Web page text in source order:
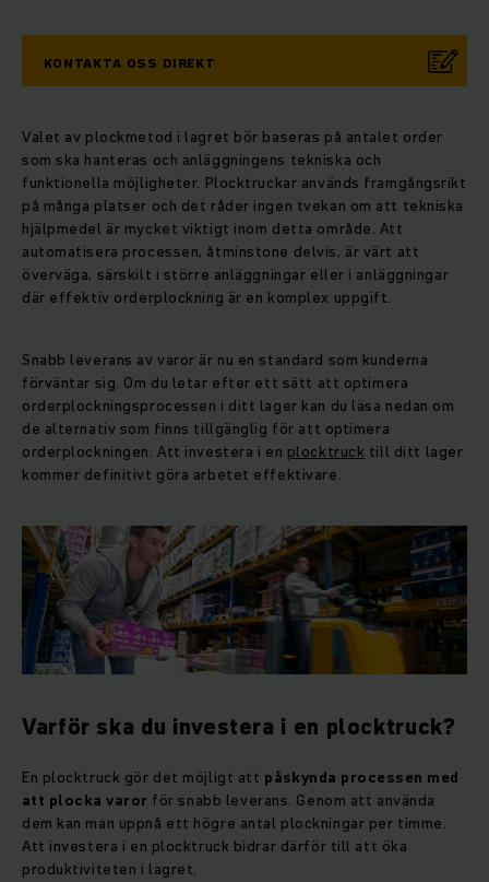
KONTAKTA OSS DIREKT
Valet av plockmetod i lagret bör baseras på antalet order
som ska hanteras och anläggningens tekniska och
funktionella möjligheter. Plocktruckar används framgångsrikt
på många platser och det råder ingen tvekan om att tekniska
hjälpmedel är mycket viktigt inom detta område. Att
automatisera processen, åtminstone delvis, är värt att
överväga, särskilt i större anläggningar eller i anläggningar
där effektiv orderplockning är en komplex uppgift.
Snabb leverans av varor är nu en standard som kunderna
förväntar sig. Om du letar efter ett sätt att optimera
orderplockningsprocessen i ditt lager kan du läsa nedan om
de alternativ som finns tillgänglig för att optimera
orderplockningen. Att investera i en plocktruck till ditt lager
kommer definitivt göra arbetet effektivare.
Varför ska du investera i en plocktruck?
En plocktruck gör det möjligt att påskynda processen med
att plocka varor för snabb leverans. Genom att använda
dem kan man uppnå ett högre antal plockningar per timme.
Att investera i en plocktruck bidrar därför till att öka
produktiviteten i lagret.